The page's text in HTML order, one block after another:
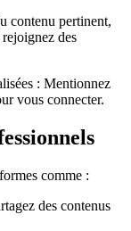
contenu pertinent,
des
: Mentionnez
vous connecter.
comme :
des contenus